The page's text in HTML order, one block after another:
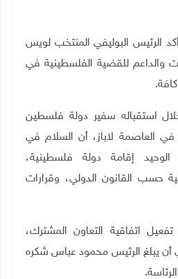
2020 وفا- أكد الرئيس البوليفي المنتخب لويس
والداعم للقضية الفلسطينية في
استقباله سفير دولة فلسطين
في العاصمة لاباز، أن السلام في
إقامة دولة فلسطينية،
حسب القانون الدولي، وقرارات
اتفاقية التعاون المشترك،
أن يبلغ الرئيس محمود عباس شكره